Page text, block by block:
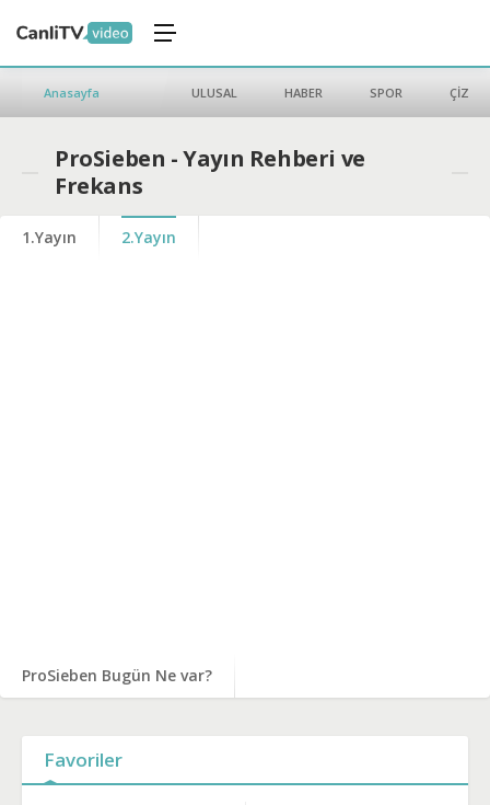
Anasayfa ULUSAL HABER SPOR ÇİZGİ
ProSieben - Yayın Rehberi ve
Frekans
1.Yayın 2.Yayın
ProSieben Bugün Ne var?
Favoriler